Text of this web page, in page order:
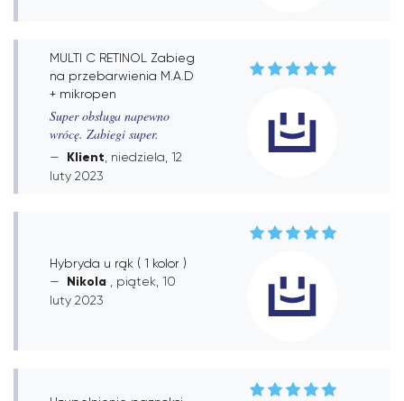
MULTI C RETINOL Zabieg
na przebarwienia M.A.D
+ mikropen
Super obsługa napewno
wrócę. Zabiegi super.
Klient , niedziela, 12
luty 2023
Hybryda u rąk ( 1 kolor )
Nikola
, piątek, 10
luty 2023